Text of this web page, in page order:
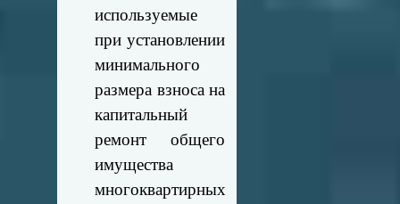
используемые
при установлении
минимального
размера взноса на
капитальный
ремонт общего
имущества
многоквартирных